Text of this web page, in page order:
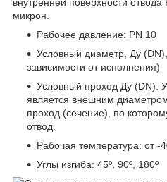
внутренней поверхности
микрон.
Рабочее давление: PN 10
Условный диаметр, Ду
зависимости от исполнения)
Условный проход Ду (DN).
является внешним
проход (сечение), по
отвод.
Рабочая температура: от -
Углы изгиба: 45º, 90º, 180º